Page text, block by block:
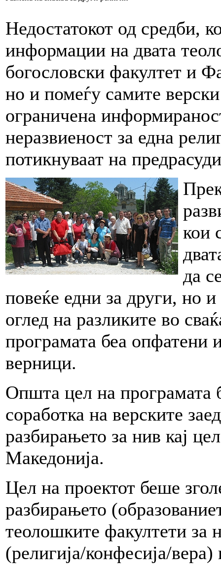
Недостатокот од средби,
информации на двата
богословски факултет и
но и помеѓу самите
ограничена
неразвиеност за една
потикнуваат на
кои
да
повеќе едни за други, но и
оглед на разликите во
програмата беа опфатени
верници.
Општа цел на програмата
соработка на верските
разбирањето за нив кај
Македонија.
Цел на проектот беше
разбирањето
теолошките факултети за
(религија/конфесија/вера)